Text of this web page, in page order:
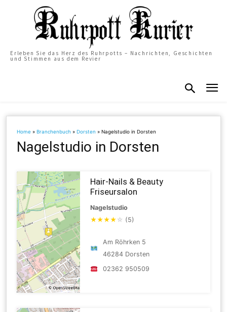
Erleben Sie das Herz des Ruhrpotts – Nachrichten, Geschichten
und Stimmen aus dem Revier
Home »Branchenbuch »Dorsten »Nagelstudio in Dorsten
Nagelstudio in Dorsten
Hair-Nails & Beauty
Friseursalon
Nagelstudio
★★★★ ☆ (5)
Am Röhrken 5
46284 Dorsten
02362 950509